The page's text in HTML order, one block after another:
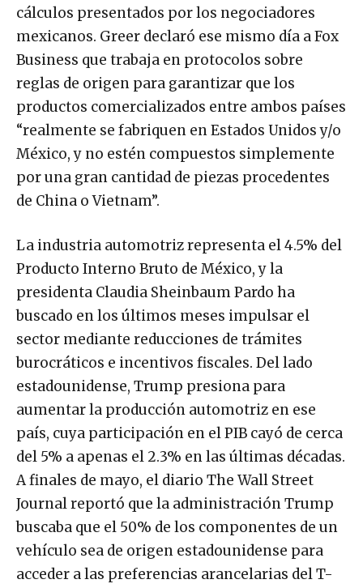
cálculos presentados por los negociadores
mexicanos. Greer declaró ese mismo día a Fox
Business que trabaja en protocolos sobre
reglas de origen para garantizar que los
productos comercializados entre ambos países
“realmente se fabriquen en Estados Unidos y/o
México, y no estén compuestos simplemente
por una gran cantidad de piezas procedentes
de China o Vietnam”.
La industria automotriz representa el 4.5% del
Producto Interno Bruto de México, y la
presidenta Claudia Sheinbaum Pardo ha
buscado en los últimos meses impulsar el
sector mediante reducciones de trámites
burocráticos e incentivos fiscales. Del lado
estadounidense, Trump presiona para
aumentar la producción automotriz en ese
país, cuya participación en el PIB cayó de cerca
del 5% a apenas el 2.3% en las últimas décadas.
A finales de mayo, el diario The Wall Street
Journal reportó que la administración Trump
buscaba que el 50% de los componentes de un
vehículo sea de origen estadounidense para
acceder a las preferencias arancelarias del T-